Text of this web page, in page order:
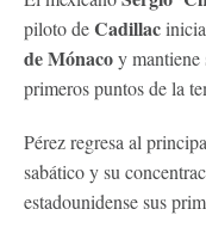
piloto deCadillac
de Mónacoy mantiene
primeros puntos de la
Pérez regresa al
sabático y su
estadounidense sus